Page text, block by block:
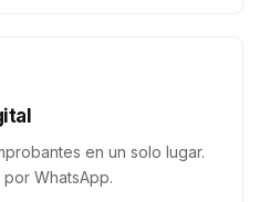
en un solo lugar.
WhatsApp.